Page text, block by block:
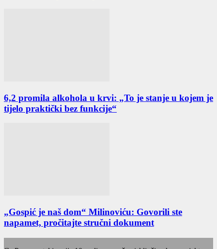
6,2 promila alkohola u krvi: „To je stanje u kojem je
tijelo praktički bez funkcije“
„Gospić je naš dom“ Milinoviću: Govorili ste
napamet, pročitajte stručni dokument